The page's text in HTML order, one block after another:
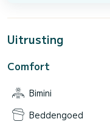
Uitrusting
Comfort
Bimini
Beddengoed